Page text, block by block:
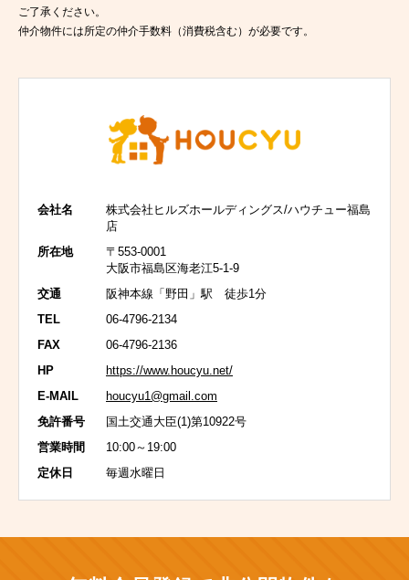
ご了承ください。
仲介物件には所定の仲介手数料（消費税含む）が必要です。
会社名
株式会社ヒルズホールディングス/ハウチュー福島
店
所在地
〒553-0001
大阪市福島区海老江5-1-9
交通
阪神本線「野田」駅 徒歩1分
TEL
06-4796-2134
FAX
06-4796-2136
HP
https://www.houcyu.net/
E-MAIL
houcyu1@gmail.com
免許番号
国土交通大臣(1)第10922号
営業時間
10:00～19:00
定休日
毎週水曜日